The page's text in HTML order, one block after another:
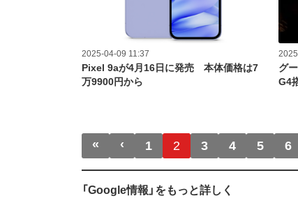
2025-04-09 11:37
Pixel 9aが4月16日に発売 本体価格は7
万9900円から
グ
G4
ページ送り
« 先頭ページ
‹ 前ページ
1 2 3 4 5 6
「Google情報」をもっと詳しく